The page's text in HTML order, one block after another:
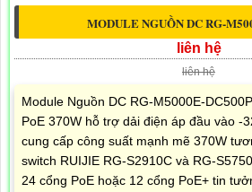
MODULE NGUỒN DC RG-
liên hệ
liên hệ
Module Nguồn DC RG-M5000E-
PoE 370W hỗ trợ dải điện áp đầu vào -
cung cấp công suất mạnh mẽ 370W
switch RUIJIE RG-S2910C và RG-
24 cổng PoE hoặc 12 cổng PoE+ tin